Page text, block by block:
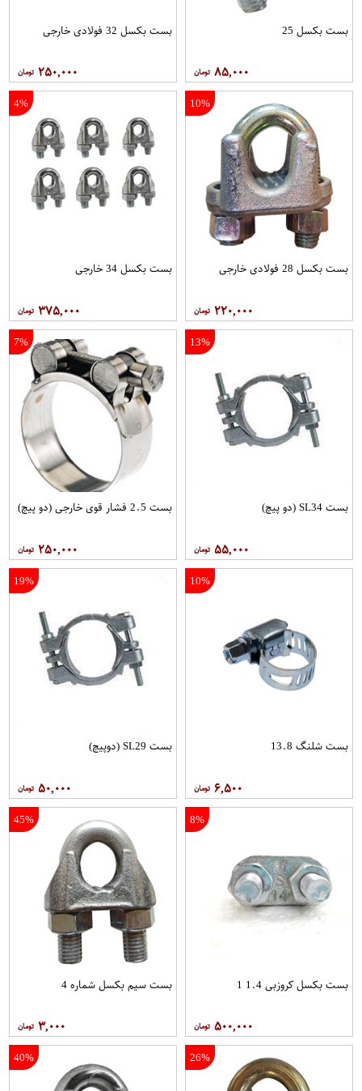
بست بکسل 25
۸۵,۰۰۰
بست بکسل 32 فولادی خارجی
۲۵۰,۰۰۰
10%
بست بکسل 28 فولادی خارجی
۲۲۰,۰۰۰
4%
بست بکسل 34 خارجی
۳۷۵,۰۰۰
13%
بست SL34 (دو پیچ)
۵۵,۰۰۰
7%
بست 2.5 فشار قوی خارجی (دو پیچ)
۲۵۰,۰۰۰
10%
بست شلنگ 13.8
۶,۵۰۰
19%
بست SL29 (دوپیچ)
۵۰,۰۰۰
8%
بست بکسل کروزبی 1.4 1
۵۰۰,۰۰۰
45%
بست سیم بکسل شماره 4
۳,۰۰۰
26%
40%